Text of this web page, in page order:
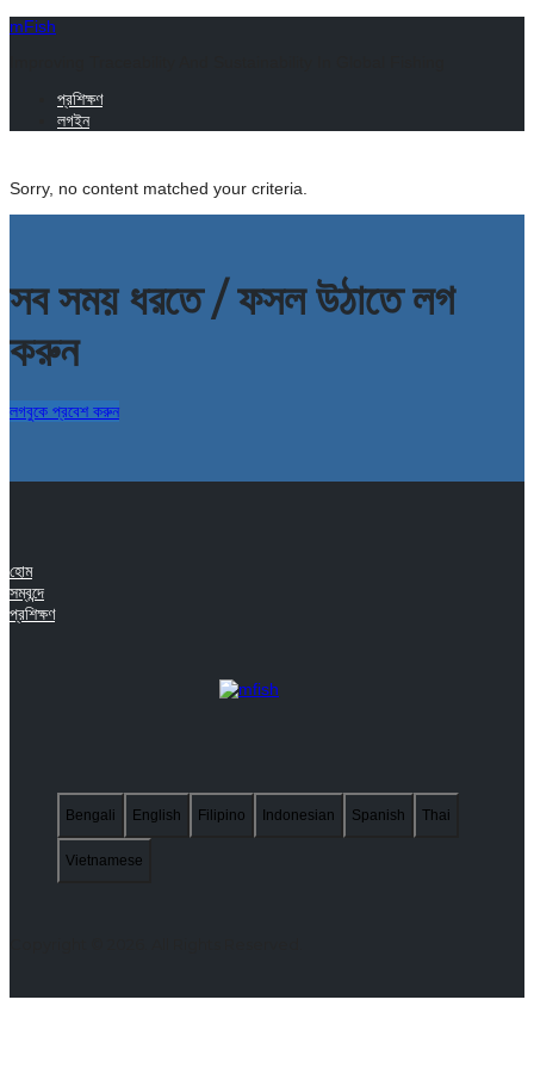
mFish
প্রশিক্ষণ
লগইন
Sorry, no content matched your criteria.
সব সময় ধরতে / ফসল উঠাতে লগ
করুন
লগবুকে প্রবেশ করুন
হোম
সম্বন্দে
প্রশিক্ষণ
Bengali English Filipino Indonesian Spanish Thai
Vietnamese